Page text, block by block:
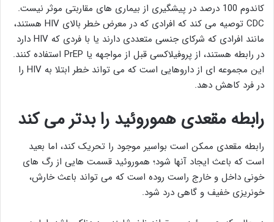
کاندوم 100 درصد در پیشگیری از بیماری های مقاربتی موثر نیست.
CDC توصیه می کند که افرادی که در معرض خطر بالای HIV هستند،
مانند افرادی که شرکای جنسی متعددی دارند یا با فردی که HIV دارد
در رابطه هستند، از پروفیلاکسی قبل از مواجهه یا PrEP استفاده کنند.
این مجموعه ای از داروهایی است که می تواند خطر ابتلا به HIV را
در فرد کاهش دهد.
رابطه مقعدی هموروئید را بدتر می کند
رابطه مقعدی ممکن است بواسیر موجود را تحریک کند، اما بعید
است که باعث ایجاد آنها شود؛ هموروئید قسمت هایی از رگ های
خونی داخل و خارج راست روده است که می تواند باعث خارش،
خونریزی خفیف و گاهی درد شود.